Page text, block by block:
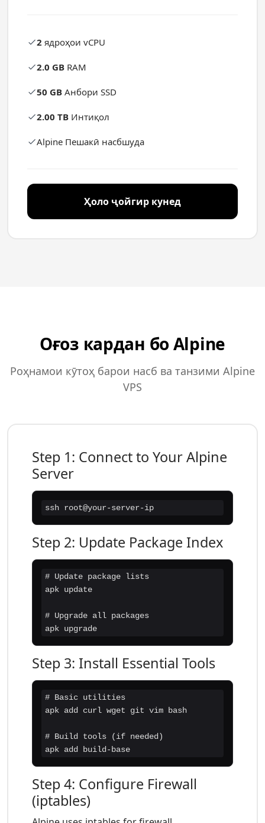
2 ядроҳои vCPU
2.0 GB RAM
50 GB Анбори SSD
2.00 TB Интиқол
Alpine Пешакӣ насбшуда
Ҳоло ҷойгир кунед
Оғоз кардан бо Alpine
Роҳнамои кӯтоҳ барои насб ва танзими Alpine
VPS
Step 1: Connect to Your Alpine
Server
ssh root@your-server-ip
Step 2: Update Package Index
# Update package lists
apk update
# Upgrade all packages
apk upgrade
Step 3: Install Essential Tools
# Basic utilities
apk add curl wget git vim bash
# Build tools (if needed)
apk add build-base
Step 4: Configure Firewall
(iptables)